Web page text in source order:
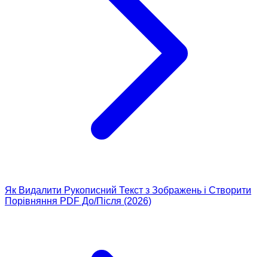
Як Видалити Рукописний Текст з Зображень і Створити
Порівняння PDF До/Після (2026)